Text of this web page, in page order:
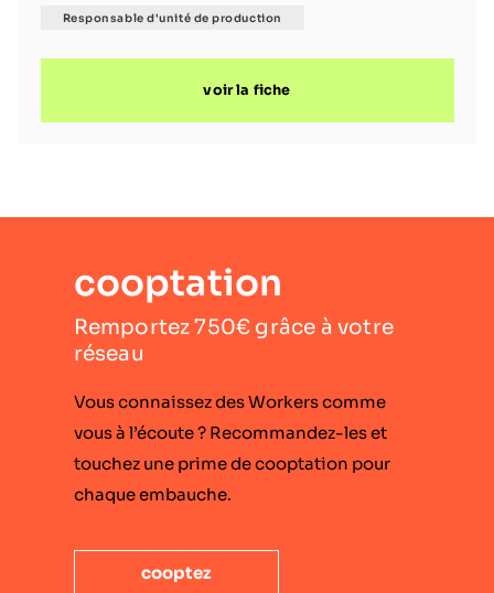
Responsable d'unité de production
voir la fiche
cooptation
Remportez 750€ grâce à votre
réseau
Vous connaissez des Workers comme
vous à l’écoute ? Recommandez-les et
touchez une prime de cooptation pour
chaque embauche.
cooptez